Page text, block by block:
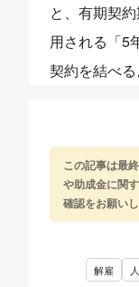
と、有期契
用される「5
契約を結べる
この記事は最
や助成金に関
確認をお願いし
解雇